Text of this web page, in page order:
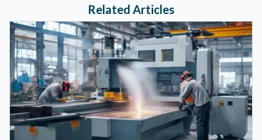
Related Articles